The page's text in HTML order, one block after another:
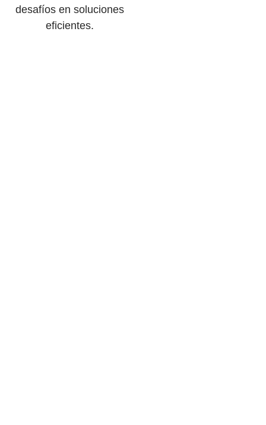
desafíos en soluciones
eficientes.